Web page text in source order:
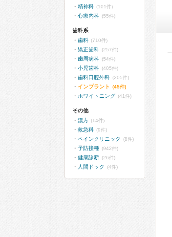
精神科 (101件)
心療内科 (55件)
歯科系
歯科 (710件)
矯正歯科 (257件)
歯周病科 (54件)
小児歯科 (405件)
歯科口腔外科 (205件)
インプラント (45件)
ホワイトニング (41件)
その他
漢方 (14件)
救急科 (9件)
ペインクリニック (8件)
予防接種 (942件)
健康診断 (26件)
人間ドック (4件)